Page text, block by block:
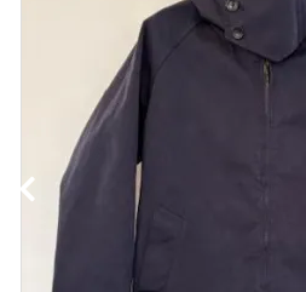
BRAND
NEWS
Guidelines